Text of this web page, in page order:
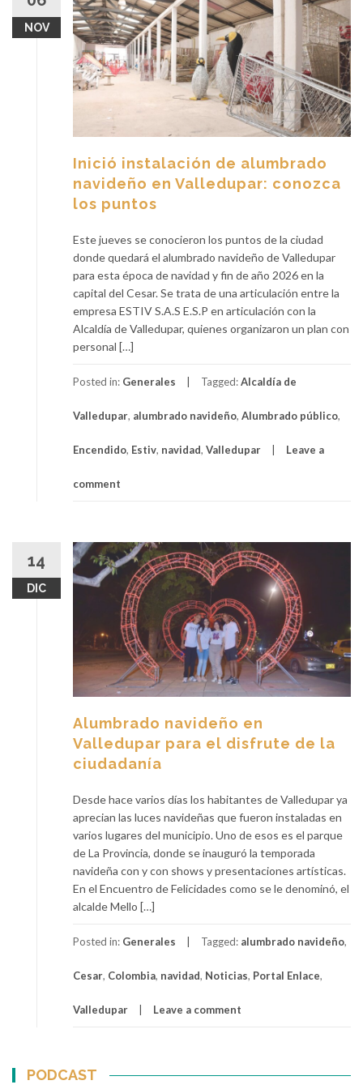
NOV
Inició instalación de alumbrado
navideño en Valledupar: conozca
los puntos
Este jueves se conocieron los puntos de la ciudad
donde quedará el alumbrado navideño de Valledupar
para esta época de navidad y fin de año 2026 en la
capital del Cesar. Se trata de una articulación entre la
empresa ESTIV S.A.S E.S.P en articulación con la
Alcaldía de Valledupar, quienes organizaron un plan con
personal […]
Posted in: Generales Tagged:Alcaldía de
Valledupar, alumbrado navideño, Alumbrado público,
Encendido, Estiv, navidad, Valledupar Leave a
comment
14
DIC
Alumbrado navideño en
Valledupar para el disfrute de la
ciudadanía
Desde hace varios días los habitantes de Valledupar ya
aprecian las luces navideñas que fueron instaladas en
varios lugares del municipio. Uno de esos es el parque
de La Provincia, donde se inauguró la temporada
navideña con y con shows y presentaciones artísticas.
En el Encuentro de Felicidades como se le denominó, el
alcalde Mello […]
Posted in: Generales Tagged: alumbrado navideño,
Cesar, Colombia, navidad, Noticias, Portal Enlace,
Valledupar Leave a comment
PODCAST